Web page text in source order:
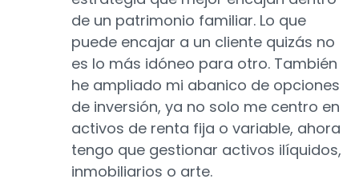
de un patrimonio familiar. Lo que
puede encajar a un cliente quizás no
es lo más idóneo para otro. También
he ampliado mi abanico de opciones
de inversión, ya no solo me centro en
activos de renta fija o variable, ahora
tengo que gestionar activos ilíquidos,
inmobiliarios o arte.